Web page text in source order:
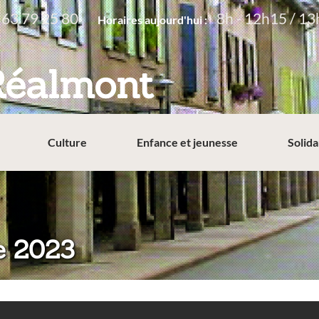
79 25 80 Horaires aujourd'hui : 8h - 12h15 /
Culture Enfance et jeunesse
2023